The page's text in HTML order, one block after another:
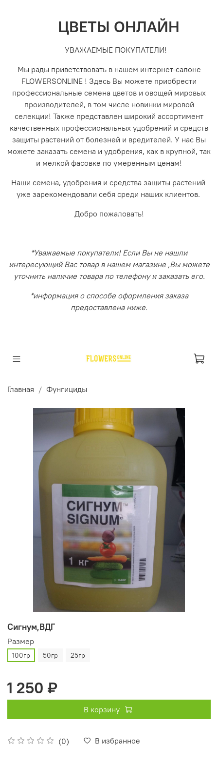
ЦВЕТЫ ОНЛАЙН
УВАЖАЕМЫЕ ПОКУПАТЕЛИ!
Мы рады приветствовать в нашем интернет-салоне
FLOWERSONLINE ! Здесь Вы можете приобрести
профессиональные семена цветов и овощей мировых
производителей, в том числе новинки мировой
селекции! Также представлен широкий ассортимент
качественных профессиональных удобрений и средств
защиты растений от болезней и вредителей. У нас Вы
можете заказать семена и удобрения, как в крупной, так
и мелкой фасовке по умеренным ценам!
Наши семена, удобрения и средства защиты растений
уже зарекомендовали себя среди наших клиентов.
Добро пожаловать!
*Уважаемые покупатели! Если Вы не нашли
интересующий Вас товар в нашем магазине ,Вы можете
уточнить наличие товара по телефону и заказать его.
*информация о способе оформления заказа
предоставлена ниже.
Главная Фунгициды
Сигнум,ВДГ
(0) В избранное
Pазмер
100гр 50гр 25гр
1 250 ₽
В корзину